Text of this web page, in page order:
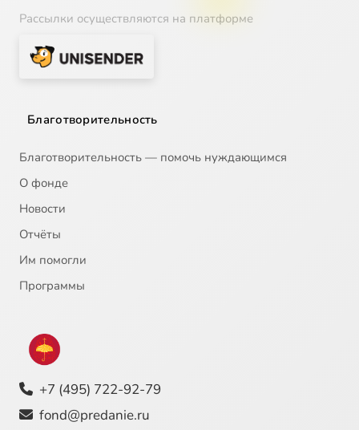
Рассылки осуществляются на платформе
Благотворительность
Благотворительность — помочь нуждающимся
О фонде
Новости
Отчёты
Им помогли
Программы
+7 (495) 722-92-79
fond@predanie.ru